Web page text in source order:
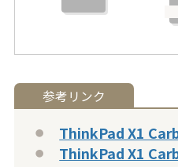
ThinkPad X1
ThinkPad X1